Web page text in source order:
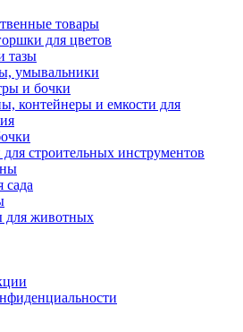
товары
для цветов
тазы
умывальники
и бочки
контейнеры и емкости для
строительных инструментов
сада
для животных